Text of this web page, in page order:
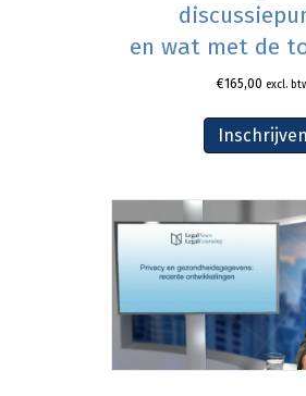
en wat met de
€165,00 excl.
Inschrijven